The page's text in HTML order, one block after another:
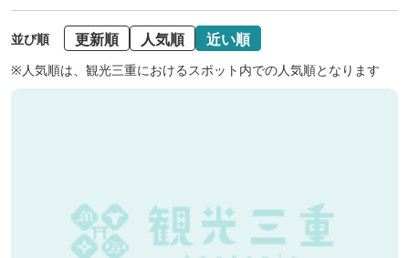
並び順 更新順 人気順 近い順
※人気順は、観光三重におけるスポット内での人気順となります